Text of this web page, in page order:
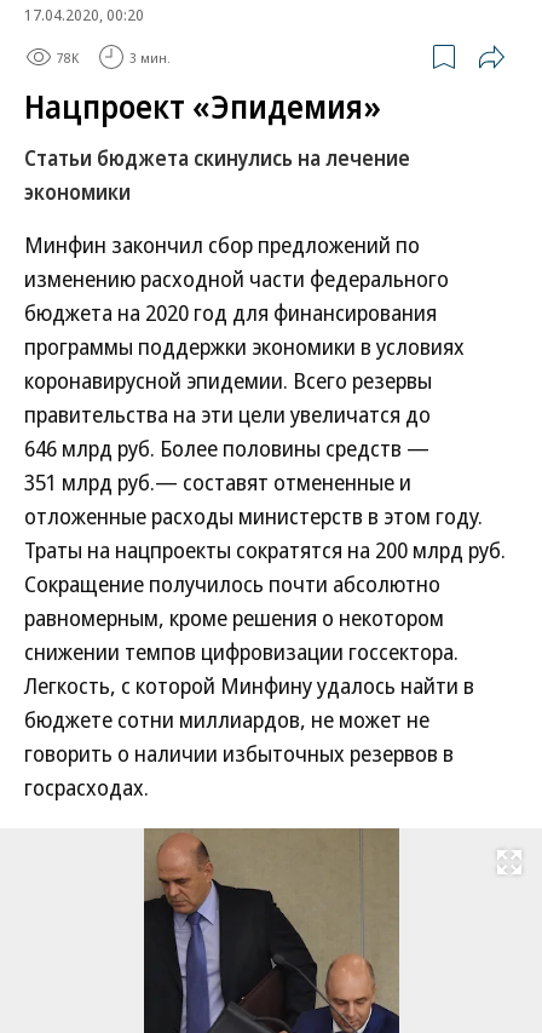
17.04.2020, 00:20
78K 3 мин.
Нацпроект «Эпидемия»
Статьи бюджета скинулись на лечение
экономики
Минфин закончил сбор предложений по
изменению расходной части федерального
бюджета на 2020 год для финансирования
программы поддержки экономики в условиях
коронавирусной эпидемии. Всего резервы
правительства на эти цели увеличатся до
646 млрд руб. Более половины средств —
351 млрд руб.— составят отмененные и
отложенные расходы министерств в этом году.
Траты на нацпроекты сократятся на 200 млрд руб.
Сокращение получилось почти абсолютно
равномерным, кроме решения о некотором
снижении темпов цифровизации госсектора.
Легкость, с которой Минфину удалось найти в
бюджете сотни миллиардов, не может не
говорить о наличии избыточных резервов в
госрасходах.
Развернуть